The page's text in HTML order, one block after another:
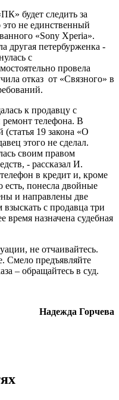
будет следить за
не единственный
«Sony Xperia».
другая петербурженка -
с
провела
отказ от «Связного» в
к продавцу с
ремонт телефона. В
19 закона «О
этого не сделал.
своим правом
- рассказал И.
в кредит и, кроме
есть, понесла двойные
и направлены две
с продавца три
время назначена судебная
не отчаивайтесь.
Смело предъявляйте
– обращайтесь в суд.
Надежда Горчева